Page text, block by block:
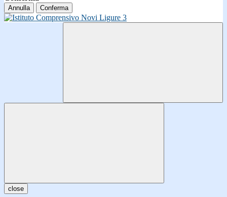
Annulla Conferma
close